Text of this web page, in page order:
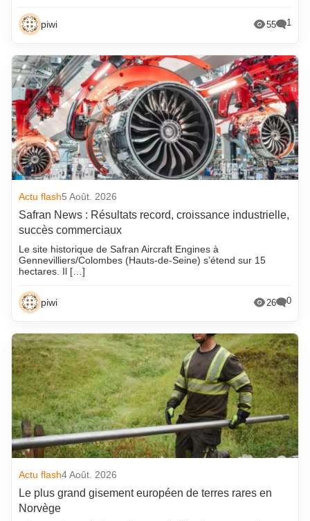
piwi 55 1
Actu flash5 Août. 2026
Safran News : Résultats record, croissance industrielle,
succès commerciaux
Le site historique de Safran Aircraft Engines à
Gennevilliers/Colombes (Hauts-de-Seine) s’étend sur 15
hectares. Il […]
piwi 26 0
Actu flash4 Août. 2026
Le plus grand gisement européen de terres rares en
Norvège